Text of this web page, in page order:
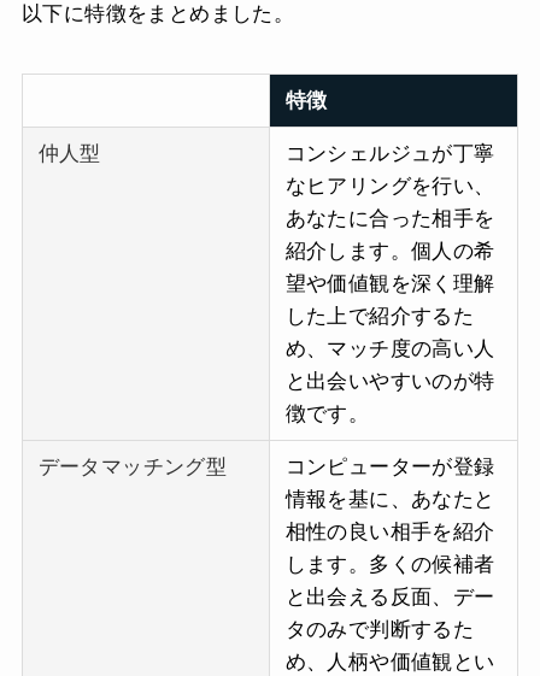
以下に特徴をまとめました。
特徴
仲人型
コンシェルジュが丁寧
なヒアリングを行い、
あなたに合った相手を
紹介します。個人の希
望や価値観を深く理解
した上で紹介するた
め、マッチ度の高い人
と出会いやすいのが特
徴です。
データマッチング型
コンピューターが登録
情報を基に、あなたと
相性の良い相手を紹介
します。多くの候補者
と出会える反面、デー
タのみで判断するた
め、人柄や価値観とい